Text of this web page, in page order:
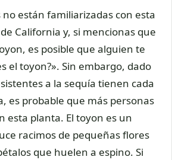
están familiarizadas con esta
California y, si mencionas que
es posible que alguien te
el toyon?». Sin embargo, dado
a la sequía tienen cada
es probable que más personas
esta planta. El toyon es un
racimos de pequeñas flores
que huelen a espino. Si